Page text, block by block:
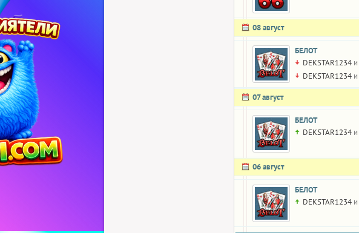
08 август
БЕЛОТ
DEKSTAR1234 и
DEKSTAR1234 и
07 август
БЕЛОТ
DEKSTAR1234 и
06 август
БЕЛОТ
DEKSTAR1234 и